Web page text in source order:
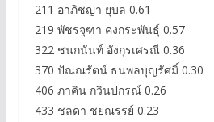
211 อาภิชญา ยุบล 0.61
219 พัชรจุฑา คงกระพันธุ์ 0.57
322 ชนกนันท์ อังกุรเศรณี 0.36
370 ปัณณรัตน์ ธนพลบุญรัศมิ์ 0.30
406 ภาคิน กวินปกรณ์ 0.26
433 ชลดา ชยณรรย์ 0.23